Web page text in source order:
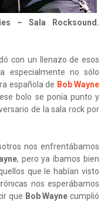
– Sala Rocksound.
con un llenazo de esos
especialmente no sólo
española de Bob Wayne
bolo se ponía punto y
de la sala rock por
nos enfrentábamos
, pero ya íbamos bien
que le habían visto
nos esperábamos
que Bob Wayne cumplió